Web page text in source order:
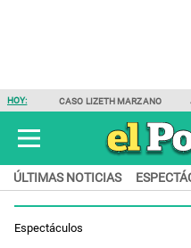
HOY: CASO LIZETH MARZANO
ÚLTIMAS NOTICIAS
Espectáculos